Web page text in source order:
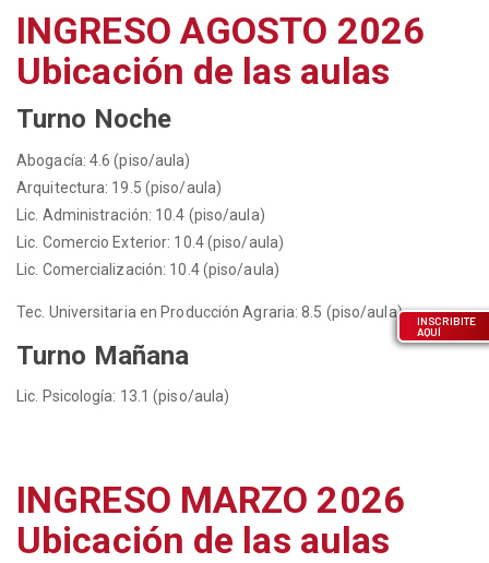
INGRESO AGOSTO 2026
Ubicación de las aulas
Turno Noche
Abogacía: 4.6 (piso/aula)
Arquitectura: 19.5 (piso/aula)
Lic. Administración: 10.4 (piso/aula)
Lic. Comercio Exterior: 10.4 (piso/aula)
Lic. Comercialización: 10.4 (piso/aula)
Tec. Universitaria en Producción Agraria: 8.5 (piso/aula)
Turno Mañana
Lic. Psicología: 13.1 (piso/aula)
INGRESO MARZO 2026
Ubicación de las aulas
INSCRIBITE
AQUÍ